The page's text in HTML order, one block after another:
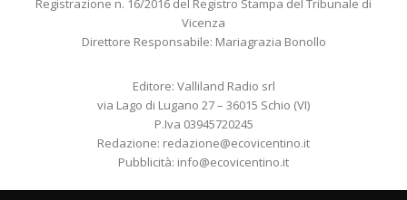
Registrazione n. 16/2016 del Registro Stampa del Tribunale di
Vicenza
Direttore Responsabile: Mariagrazia Bonollo
Editore: Valliland Radio srl
via Lago di Lugano 27 – 36015 Schio (VI)
P.Iva 03945720245
Redazione: redazione@ecovicentino.it
Pubblicità: info@ecovicentino.it